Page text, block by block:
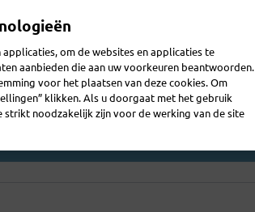
Post ontvangen Logistiek FAQ
om de websites en applicaties te
aanbieden die aan uw voorkeuren beantwoorden.
voor het plaatsen van deze cookies. Om
klikken. Als u doorgaat met het gebruik
noodzakelijk zijn voor de werking van de site